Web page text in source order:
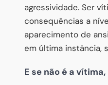
agressividade. Ser
consequências a
aparecimento de
em última instância,
E se não é a